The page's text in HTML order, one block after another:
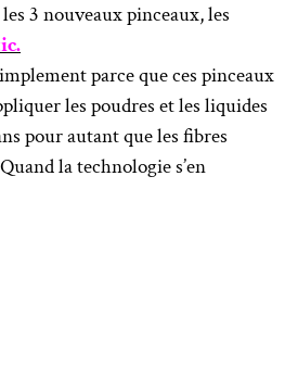
3 nouveaux pinceaux, les
parce que ces pinceaux
les poudres et les liquides
pour autant que les fibres
la technologie s’en